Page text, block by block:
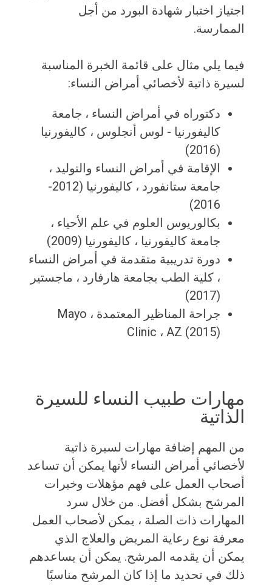
اجتياز اختبار شهادة البورد من أجل
الممارسة.
فيما يلي مثال على قائمة الخبرة المناسبة
لسيرة ذاتية لأخصائي أمراض النساء:
دكتوراه في أمراض النساء ، جامعة
كاليفورنيا - لوس أنجلوس ، كاليفورنيا
(2016)
الإقامة في أمراض النساء والتوليد ،
جامعة ستانفورد ، كاليفورنيا (2012-
2016)
بكالوريوس العلوم في علم الأحياء ،
جامعة كاليفورنيا ، كاليفورنيا (2009)
دورة تدريبية متقدمة في أمراض النساء
، كلية الطب بجامعة هارفارد ، ماجستير
(2017)
جراحة المناظير المعتمدة ، Mayo
Clinic ، AZ (2015)
مهارات طبيب النساء للسيرة
الذاتية
من المهم إضافة مهارات لسيرة ذاتية
لأخصائي أمراض النساء لأنها يمكن أن تساعد
أصحاب العمل على فهم مؤهلات وخبرات
المرشح بشكل أفضل. من خلال سرد
المهارات ذات الصلة ، يمكن لأصحاب العمل
معرفة نوع رعاية المريض والعلاج الذي
يمكن أن يقدمه المرشح. يمكن أن يساعدهم
ذلك في تحديد ما إذا كان المرشح مناسبًا